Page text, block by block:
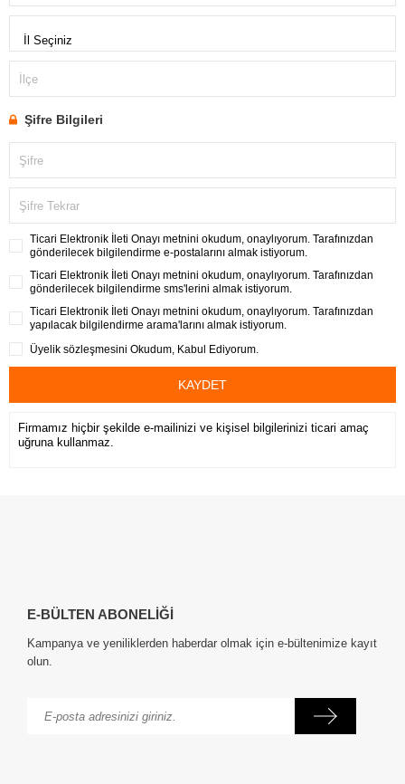
İlçe
Şifre Bilgileri
Şifre
Şifre Tekrar
Ticari Elektronik İleti Onayı metnini okudum, onaylıyorum. Tarafınızdan
gönderilecek bilgilendirme e-postalarını almak istiyorum.
Ticari Elektronik İleti Onayı metnini okudum, onaylıyorum. Tarafınızdan
gönderilecek bilgilendirme sms'lerini almak istiyorum.
Ticari Elektronik İleti Onayı metnini okudum, onaylıyorum. Tarafınızdan
yapılacak bilgilendirme arama'larını almak istiyorum.
Üyelik sözleşmesini Okudum, Kabul Ediyorum.
KAYDET
Firmamız hiçbir şekilde e-mailinizi ve kişisel bilgilerinizi ticari amaç
uğruna kullanmaz.
E-BÜLTEN ABONELİĞİ
Kampanya ve yeniliklerden haberdar olmak için e-bültenimize kayıt
olun.